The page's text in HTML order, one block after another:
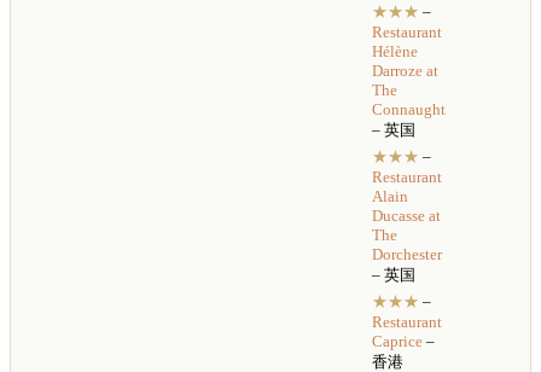
★★★ –
Restaurant
Hélène
Darroze at
The
Connaught
– 英国
★★★ –
Restaurant
Alain
Ducasse at
The
Dorchester
– 英国
★★★ –
Restaurant
Caprice –
香港